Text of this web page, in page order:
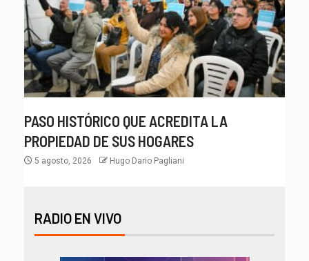
PASO HISTÓRICO QUE ACREDITA LA
PROPIEDAD DE SUS HOGARES
5 agosto, 2026 Hugo Dario Pagliani
RADIO EN VIVO